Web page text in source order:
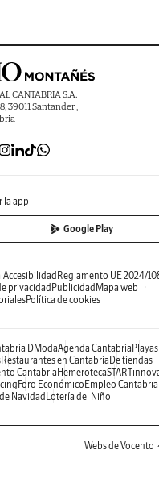
CANTABRIA S.A.
39011 Santander ,
la app
Google Play
AccesibilidadReglamento UE 2024/
privacidadPublicidadMapa web
Política de cookies
DModaAgenda CantabriaPlayas
Restaurantes en CantabriaDe tiendas
CantabriaHemeroteca
Foro EconómicoEmpleo Cantabria
NavidadLotería del Niño
Webs de Vocento